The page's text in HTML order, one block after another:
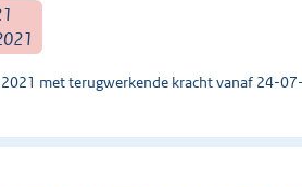
met terugwerkende kracht vanaf 24-